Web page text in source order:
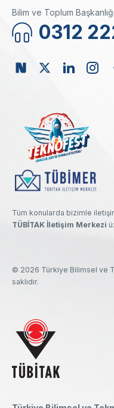
Bilim ve Toplum
0312
Tüm konularda bizimle
TÜBİTAK İletişim Merkezi
© 2026 Türkiye Bilimsel ve
saklıdır.